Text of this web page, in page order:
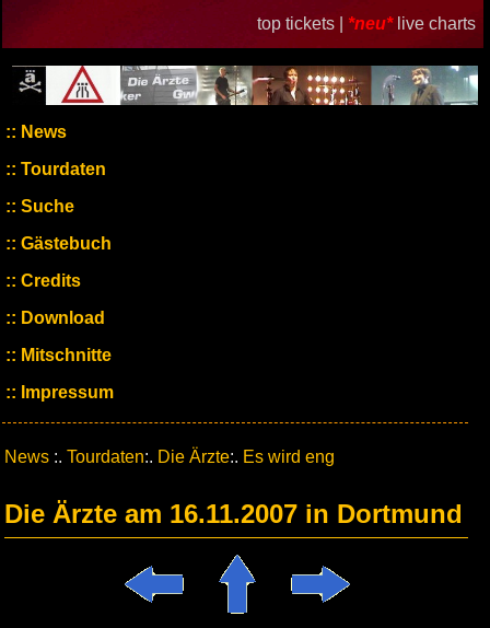
top tickets | *neu* live charts
News
Tourdaten
Suche
Gästebuch
Credits
Download
Mitschnitte
Impressum
News :. Tourdaten:. Die Ärzte:. Es wird eng
Die Ärzte am 16.11.2007 in Dortmund